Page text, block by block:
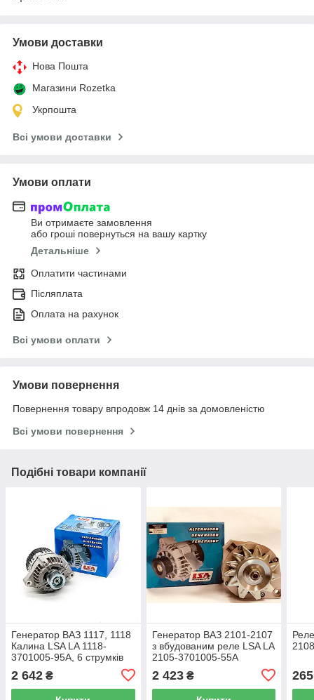
Умови доставки
Нова Пошта
Магазини Rozetka
Укрпошта
Всі умови доставки
Умови оплати
Ви отримаєте замовлення
або гроші повернуться на вашу картку
Детальніше
Оплатити частинами
Післяплата
Оплата на рахунок
Всі умови оплати
Умови повернення
Повернення товару впродовж 14 днів за домовленістю
Всі умови повернення
Подібні товари компанії
Генератор ВАЗ 1117, 1118
Калина LSA LA 1118-
3701005-95А, 6 струмків
2 642 ₴
Генератор ВАЗ 2101-2107
з вбудованим реле LSA LA
2105-3701005-55A
2 423₴ 265